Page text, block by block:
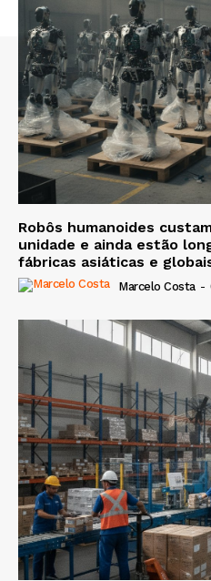
Robôs humanoides
unidade e ainda estão
fábricas asiáticas e
Marcelo Costa -